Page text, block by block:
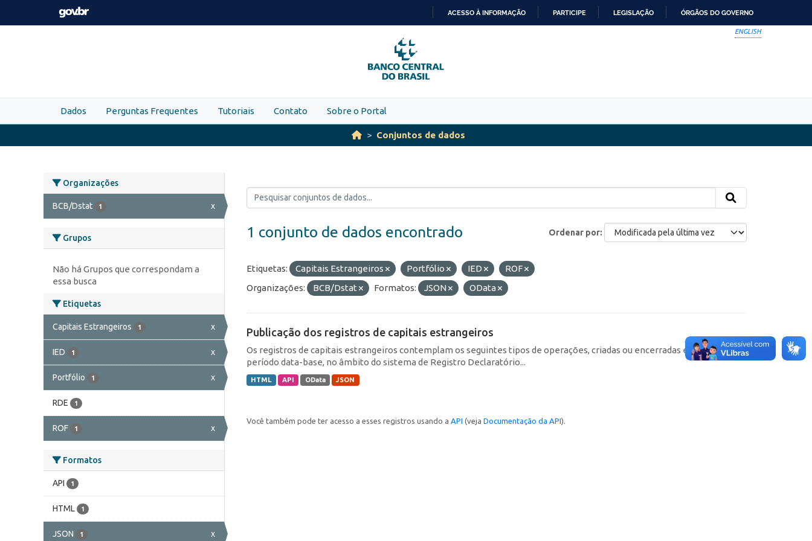
Skip to main content
PARA
O
CONTEÚDO
ACESSO À INFORMAÇÃO PARTICIPE LEGISLAÇÃO ÓRGÃOS DO GOVERNO
ENGLISH
Dados Perguntas Frequentes Tutoriais Contato Sobre o Portal
Conjuntos de dados
Organizações
BCB/Dstat 1 x
Grupos
Não há Grupos que correspondam a
essa busca
Etiquetas
Capitais Estrangeiros 1 x
IED 1 x
Portfólio 1 x
RDE 1
ROF 1 x
Formatos
API 1
HTML 1
JSON 1 x
Ordenar por
1 conjunto de dados encontrado
Etiquetas: Capitais Estrangeiros Portfólio IED
ROF
Organizações:
BCB/Dstat Formatos: JSON OData
Publicação dos registros de capitais estrangeiros
Os registros de capitais estrangeiros contemplam os seguintes tipos de operações, criadas ou encerradas em cada
período data-base, no âmbito do sistema de Registro Declaratório...
HTML API OData JSON
Você também pode ter acesso a esses registros usando a API (veja Documentação da API).